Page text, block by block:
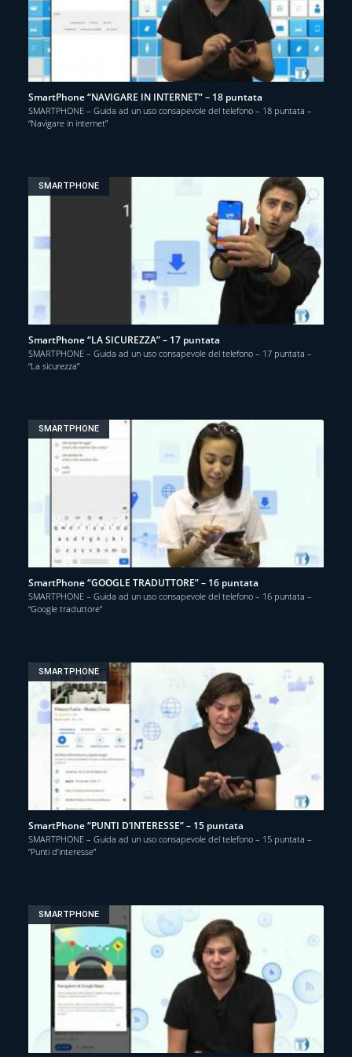
SmartPhone “NAVIGARE IN INTERNET” – 18 puntata
SMARTPHONE – Guida ad un uso consapevole del telefono – 18 puntata –
“Navigare in internet”
SMARTPHONE
SmartPhone “LA SICUREZZA” – 17 puntata
SMARTPHONE – Guida ad un uso consapevole del telefono – 17 puntata –
“La sicurezza”
SMARTPHONE
SmartPhone “GOOGLE TRADUTTORE” – 16 puntata
SMARTPHONE – Guida ad un uso consapevole del telefono – 16 puntata –
“Google traduttore”
SMARTPHONE
SmartPhone “PUNTI D’INTERESSE” – 15 puntata
SMARTPHONE – Guida ad un uso consapevole del telefono – 15 puntata –
“Punti d’interesse”
SMARTPHONE